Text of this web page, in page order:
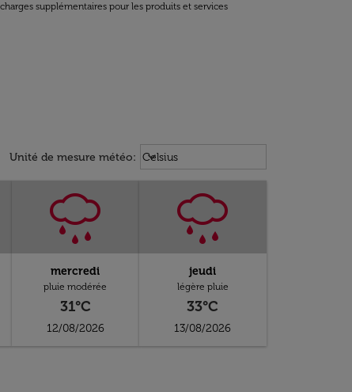
supplémentaires pour les produits et services
Unité de mesure météo: Weather unit option Celsius
Celsius
keyboard_arrow_down
mercredi
pluie modérée
31°C
12/08/2026
jeudi
légère pluie
33°C
13/08/2026